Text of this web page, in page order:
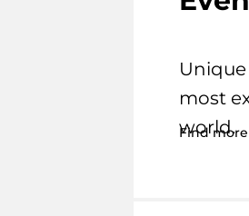
most
world.
Find more